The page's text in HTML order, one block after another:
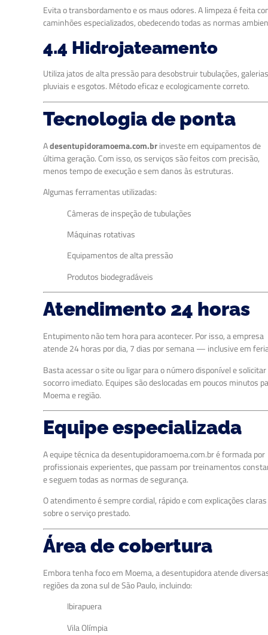
Evita o transbordamento e os maus odores. A limpeza é feita
caminhões especializados, obedecendo todas as normas
4.4 Hidrojateamento
Utiliza jatos de alta pressão para desobstruir tubulações,
pluviais e esgotos. Método eficaz e ecologicamente correto.
Tecnologia de ponta
Adesentupidoramoema.com.brinveste em equipamentos de
última geração. Com isso, os serviços são feitos com precisão,
menos tempo de execução e sem danos às estruturas.
Algumas ferramentas utilizadas:
Câmeras de inspeção de tubulações
Máquinas rotativas
Equipamentos de alta pressão
Produtos biodegradáveis
Atendimento 24 horas
Entupimento não tem hora para acontecer. Por isso, a empresa
atende 24 horas por dia, 7 dias por semana — inclusive em
Basta acessar o site ou ligar para o número disponível e solicitar
socorro imediato. Equipes são deslocadas em poucos minutos
Moema e região.
Equipe especializada
A equipe técnica da desentupidoramoema.com.br é formada por
profissionais experientes, que passam por treinamentos
e seguem todas as normas de segurança.
O atendimento é sempre cordial, rápido e com explicações claras
sobre o serviço prestado.
Área de cobertura
Embora tenha foco em Moema, a desentupidora atende
regiões da zona sul de São Paulo, incluindo:
Ibirapuera
Vila Olímpia